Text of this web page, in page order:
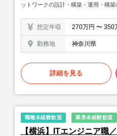
ットワークの設計・構築・運用・構
主な役割としてあります。サーバー
テムを運用するサーバー機器の構築
す。セキュリティエンジニアとは：
ークの設計・運用・管理を行います
保守業務、構築業務にも携わって頂
織は少数制を敷いています。4名の組
自走できるエンジニアを目指して頂
ス感染予防の為上限50％で出社してい
想定年収 270万円 〜 350
勤務地 神奈川県
詳細を見る
職種未経験歓迎 業界未経験歓迎
【横浜】ITエンジニア職